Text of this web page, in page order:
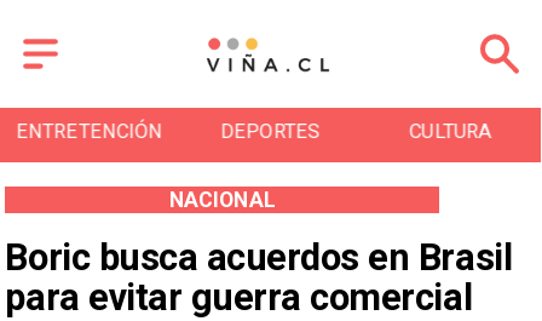
ENTRETENCIÓN DEPORTES CULTURA
Boric busca acuerdos en Brasil
para evitar guerra comercial
NACIONAL